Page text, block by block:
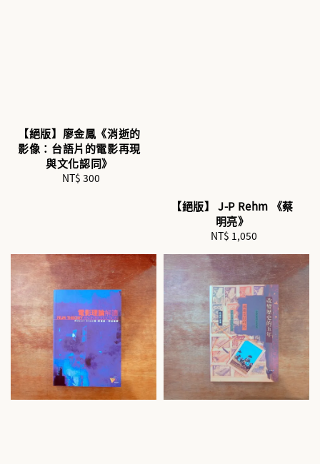
【絕版】廖金鳳《消逝的
影像：台語片的電影再現
與文化認同》
Regular
NT$ 300
【絕版】 J-P Rehm 《蔡
明亮》
Regular
NT$ 1,050